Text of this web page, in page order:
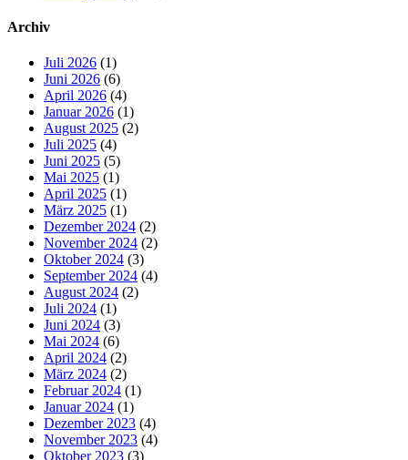
Archiv
Juli 2026 (1)
Juni 2026 (6)
April 2026 (4)
Januar 2026 (1)
August 2025 (2)
Juli 2025 (4)
Juni 2025 (5)
Mai 2025 (1)
April 2025 (1)
März 2025 (1)
Dezember 2024 (2)
November 2024 (2)
Oktober 2024 (3)
September 2024 (4)
August 2024 (2)
Juli 2024 (1)
Juni 2024 (3)
Mai 2024 (6)
April 2024 (2)
März 2024 (2)
Februar 2024 (1)
Januar 2024 (1)
Dezember 2023 (4)
November 2023 (4)
Oktober 2023 (3)